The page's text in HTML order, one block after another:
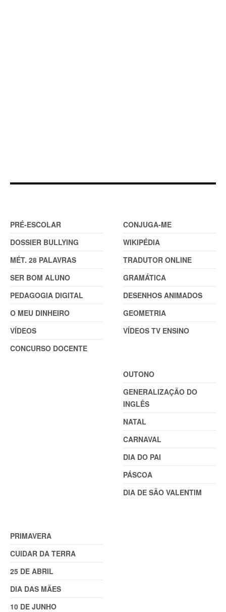
PRÉ-ESCOLAR
DOSSIER BULLYING
MÉT. 28 PALAVRAS
SER BOM ALUNO
PEDAGOGIA DIGITAL
O MEU DINHEIRO
VÍDEOS
CONCURSO DOCENTE
CONJUGA-ME
WIKIPÉDIA
TRADUTOR ONLINE
GRAMÁTICA
DESENHOS ANIMADOS
GEOMETRIA
VÍDEOS TV ENSINO
OUTONO
GENERALIZAÇÃO DO
INGLÊS
NATAL
CARNAVAL
DIA DO PAI
PÁSCOA
DIA DE SÃO VALENTIM
PRIMAVERA
CUIDAR DA TERRA
25 DE ABRIL
DIA DAS MÃES
10 DE JUNHO